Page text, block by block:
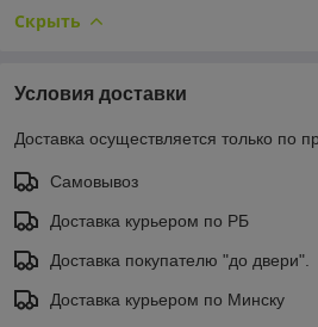
Скрыть
Условия доставки
Доставка осуществляется только по
Самовывоз
Доставка курьером по РБ
Доставка покупателю "до двери".
Доставка курьером по Минску